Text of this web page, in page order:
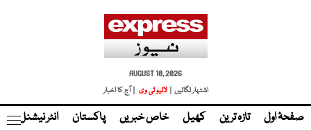
AUGUST 10, 2026
اشتہار لگائیں |
لائیو ٹی وی | آج کا اخبار
صفحۂ اول تازہ ترین کھیل خاص خبریں پاکستان انٹر نیشنل